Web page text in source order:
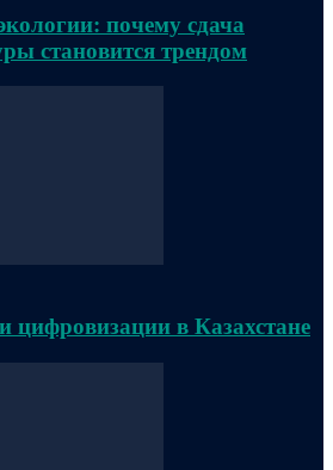
почему сдача
становится трендом
цифровизации в Казахстане